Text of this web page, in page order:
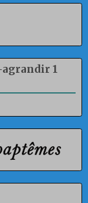
agrandir 1